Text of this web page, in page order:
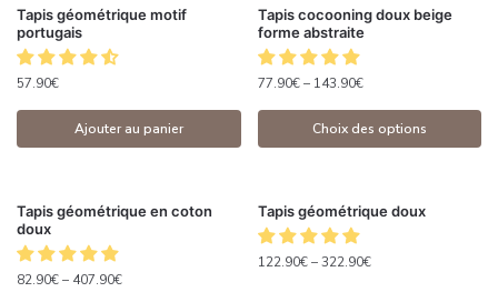
Tapis géométrique motif
portugais
57.90€
Ajouter au panier
Tapis cocooning doux beige
forme abstraite
77.90€– 143.90€
Choix des options
Tapis géométrique en coton
doux
82.90€– 407.90€
Tapis géométrique doux
122.90€–322.90€